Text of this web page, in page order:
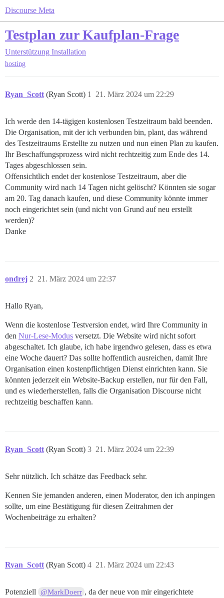
Discourse Meta
Testplan zur Kaufplan-Frage
Unterstützung Installation
hosting
Ryan_Scott (Ryan Scott) 21. März 2024 um 22:29
1
Ich werde den 14-tägigen kostenlosen Testzeitraum bald beenden.
Die Organisation, mit der ich verbunden bin, plant, das während
des Testzeitraums Erstellte zu nutzen und nun einen Plan zu kaufen.
Ihr Beschaffungsprozess wird nicht rechtzeitig zum Ende des 14.
Tages abgeschlossen sein.
Offensichtlich endet der kostenlose Testzeitraum, aber die
Community wird nach 14 Tagen nicht gelöscht? Könnten sie sogar
am 20. Tag danach kaufen, und diese Community könnte immer
noch eingerichtet sein (und nicht von Grund auf neu erstellt
werden)?
Danke
ondrej 21. März 2024 um 22:37
2
Hallo Ryan,
Wenn die kostenlose Testversion endet, wird Ihre Community in
den Nur-Lese-Modus versetzt. Die Website wird nicht sofort
abgeschaltet. Ich glaube, ich habe irgendwo gelesen, dass es etwa
eine Woche dauert? Das sollte hoffentlich ausreichen, damit Ihre
Organisation einen kostenpflichtigen Dienst einrichten kann. Sie
könnten jederzeit ein Website-Backup erstellen, nur für den Fall,
und es wiederherstellen, falls die Organisation Discourse nicht
rechtzeitig beschaffen kann.
Ryan_Scott (Ryan Scott) 21. März 2024 um 22:39
3
Sehr nützlich. Ich schätze das Feedback sehr.
Kennen Sie jemanden anderen, einen Moderator, den ich anpingen
sollte, um eine Bestätigung für diesen Zeitrahmen der
Wochenbeiträge zu erhalten?
Ryan_Scott (Ryan Scott) 21. März 2024 um 22:43
4
Potenziell @MarkDoerr , da der neue von mir eingerichtete